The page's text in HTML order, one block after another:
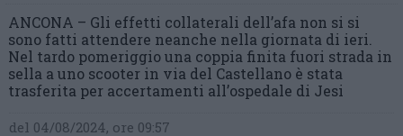
ANCONA – Gli effetti collaterali dell’afa non si si
sono fatti attendere neanche nella giornata di ieri.
Nel tardo pomeriggio una coppia finita fuori strada in
sella a uno scooter in via del Castellano è stata
trasferita per accertamenti all’ospedale di Jesi
del 04/08/2024, ore 09:57